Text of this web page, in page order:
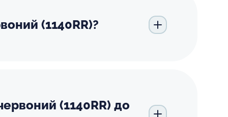
(1140RR)?
(1140RR) до